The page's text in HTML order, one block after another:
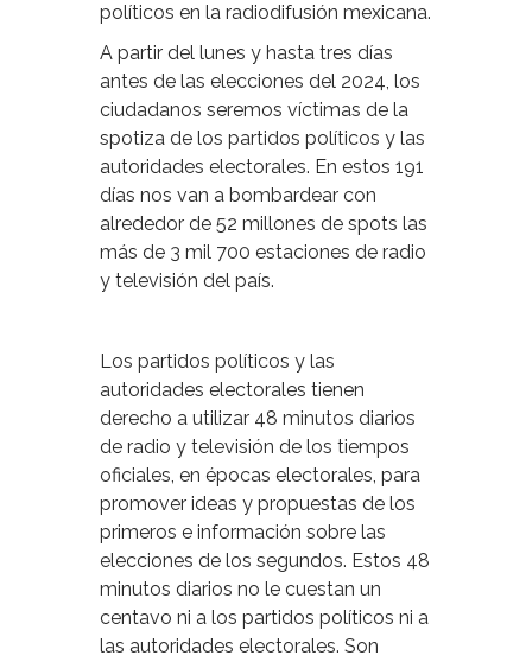
políticos en la radiodifusión mexicana.
A partir del lunes y hasta tres días
antes de las elecciones del 2024, los
ciudadanos seremos víctimas de la
spotiza de los partidos políticos y las
autoridades electorales. En estos 191
días nos van a bombardear con
alrededor de 52 millones de spots las
más de 3 mil 700 estaciones de radio
y televisión del país.
Los partidos políticos y las
autoridades electorales tienen
derecho a utilizar 48 minutos diarios
de radio y televisión de los tiempos
oficiales, en épocas electorales, para
promover ideas y propuestas de los
primeros e información sobre las
elecciones de los segundos. Estos 48
minutos diarios no le cuestan un
centavo ni a los partidos políticos ni a
las autoridades electorales. Son